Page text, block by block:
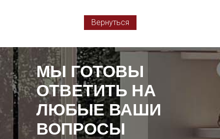
Вернуться
МЫ ГОТОВЫ
ОТВЕТИТЬ НА
ЛЮБЫЕ ВАШИ
ВОПРОСЫ